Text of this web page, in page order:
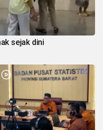
sejak dini